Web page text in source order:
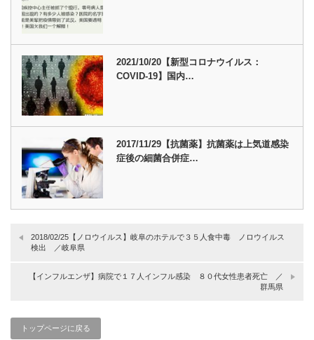
2021/10/20【新型コロナウイルス：
COVID-19】国内…
2017/11/29【抗菌薬】抗菌薬は上気道感染
症後の細菌合併症…
2018/02/25【ノロウイルス】岐阜のホテルで３５人食中毒 ノロウイルス
検出 ／岐阜県
【インフルエンザ】病院で１７人インフル感染 ８０代女性患者死亡 ／
群馬県
トップページに戻る